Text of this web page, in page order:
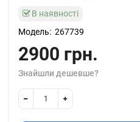
В наявності
Модель: 267739
2900 грн.
Знайшли дешевше?